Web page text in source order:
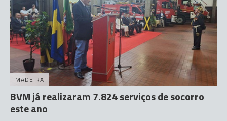
MADEIRA
BVM já realizaram 7.824 serviços de socorro
este ano